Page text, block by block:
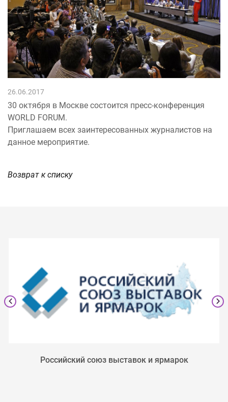
26.06.2017
30 октября в Москве состоится пресс-конференция
WORLD FORUM.
Приглашаем всех заинтересованных журналистов на
данное мероприятие.
Возврат к списку
Российский союз выставок и ярмарок